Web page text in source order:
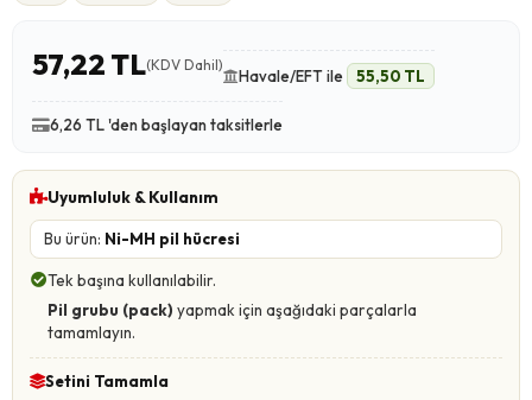
57,22 TL(KDV Dahil)
Havale/EFT ile 55,50 TL
6,26 TL 'den başlayan taksitlerle
Uyumluluk & Kullanım
Bu ürün: Ni-MH pil hücresi
Tek başına kullanılabilir.
Pil grubu (pack) yapmak için aşağıdaki parçalarla
tamamlayın.
Setini Tamamla